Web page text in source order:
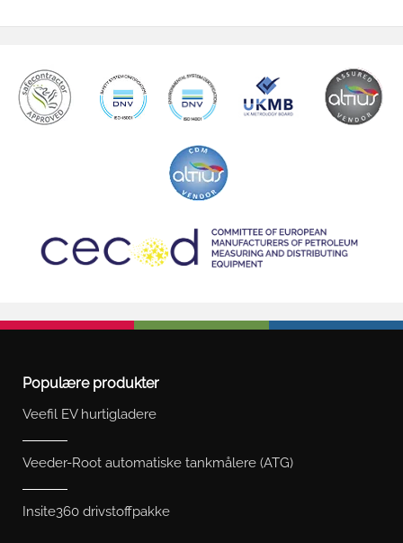
Populære produkter
Veefil EV hurtigladere
Veeder-Root automatiske tankmålere (ATG)
Insite360 drivstoffpakke